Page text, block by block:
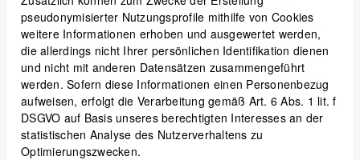
pseudonymisierter Nutzungsprofile mithilfe von Cookies
weitere Informationen erhoben und ausgewertet werden,
die allerdings nicht Ihrer persönlichen Identifikation dienen
und nicht mit anderen Datensätzen zusammengeführt
werden. Sofern diese Informationen einen Personenbezug
aufweisen, erfolgt die Verarbeitung gemäß Art. 6 Abs. 1 lit. f
DSGVO auf Basis unseres berechtigten Interesses an der
statistischen Analyse des Nutzerverhaltens zu
Optimierungszwecken.